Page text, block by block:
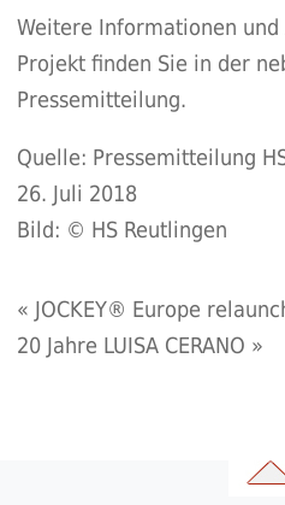
Weitere Informationen
Projekt finden Sie in der
Pressemitteilung.
Quelle: Pressemitteilung
26. Juli 2018
Bild: © HS Reutlingen
« JOCKEY® Europe
20 Jahre LUISA CERANO »